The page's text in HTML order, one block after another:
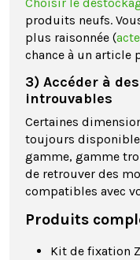
produits neufs.
plus raisonnée (
chance à un article
3) Accéder à
introuvables
Certaines
toujours
gamme, gamme
de retrouver des
compatibles avec
Produits
Kit de fixation